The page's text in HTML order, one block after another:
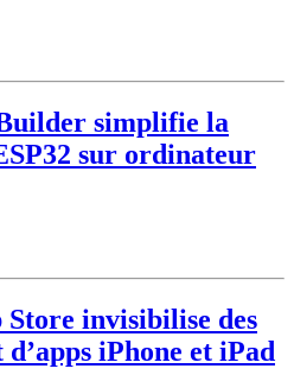
simplifie la
sur ordinateur
invisibilise des
iPhone et iPad